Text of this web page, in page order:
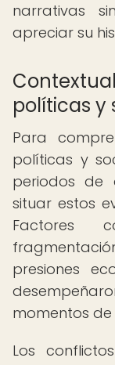
narrativas
apreciar su
políticas y
Para
políticas y
periodos de
situar estos
Factores
presiones
momentos de
Los